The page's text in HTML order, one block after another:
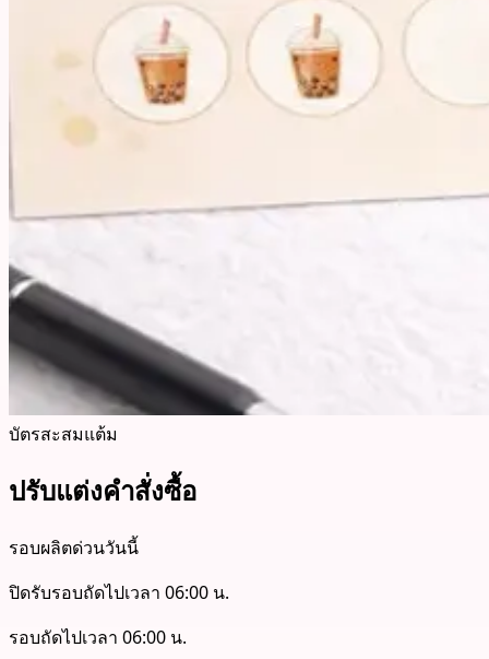
บัตรสะสมแต้ม
ปรับแต่งคำสั่งซื้อ
รอบผลิตด่วนวันนี้
ปิดรับรอบถัดไปเวลา 06:00 น.
รอบถัดไปเวลา 06:00 น.